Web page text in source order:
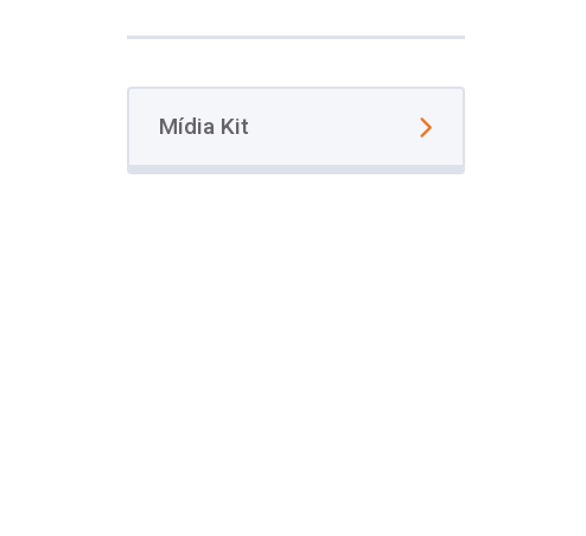
Mídia Kit